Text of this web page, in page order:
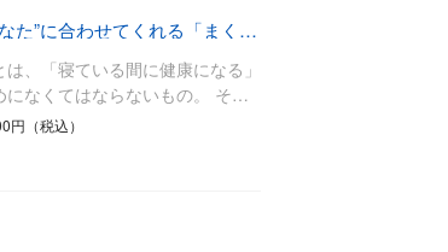
“あなた”に合わせてくれる「まくら」
は、「寝ている間に健康になる」
になくてはならないもの。 そ…
円（税込）